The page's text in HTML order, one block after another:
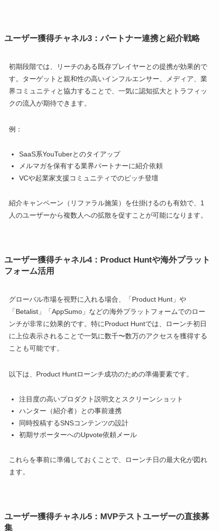
ユーザー獲得チャネル3：パートナー連携と紹介戦略
初期段階では、リーチのある既存プレイヤーとの提携が効果的で
す。ターゲットと親和性の高いインフルエンサー、メディア、業
界コミュニティと協力することで、一気に認知拡大とトラフィッ
クの流入が期待できます。
例：
SaaS系YouTuberとのタイアップ
メルマガを保有する業界パートナーに紹介依頼
VCや起業家支援コミュニティでのピッチ登壇
紹介キャンペーン（リファラル施策）を仕掛けるのも有効で、1
人のユーザーから複数人への拡散を促すことが可能になります。
ユーザー獲得チャネル4：Product Huntや海外プラット
フォーム活用
グローバル市場を視野に入れる場合、「Product Hunt」や
「Betalist」「AppSumo」などの海外プラットフォームでのロー
ンチが非常に効果的です。特にProduct Huntでは、ローンチ初日
に上位表示されることで一気に数千〜数万のアクセスを獲得する
ことも可能です。
以下は、Product Huntローンチ成功のための準備要素です。
注目度の高いプロダクト説明文とスクリーンショット
ハンター（紹介者）との事前連携
同時投稿するSNSコンテンツの設計
初期サポーターへのUpvote依頼メール
これらを事前に準備しておくことで、ローンチ日の最大化が図れ
ます。
ユーザー獲得チャネル5：MVPテストユーザーの直接募
集